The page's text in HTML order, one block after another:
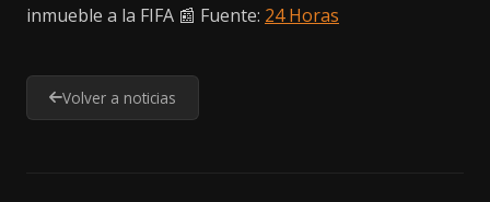
inmueble a la FIFA 📰 Fuente: 24 Horas
Volver a noticias